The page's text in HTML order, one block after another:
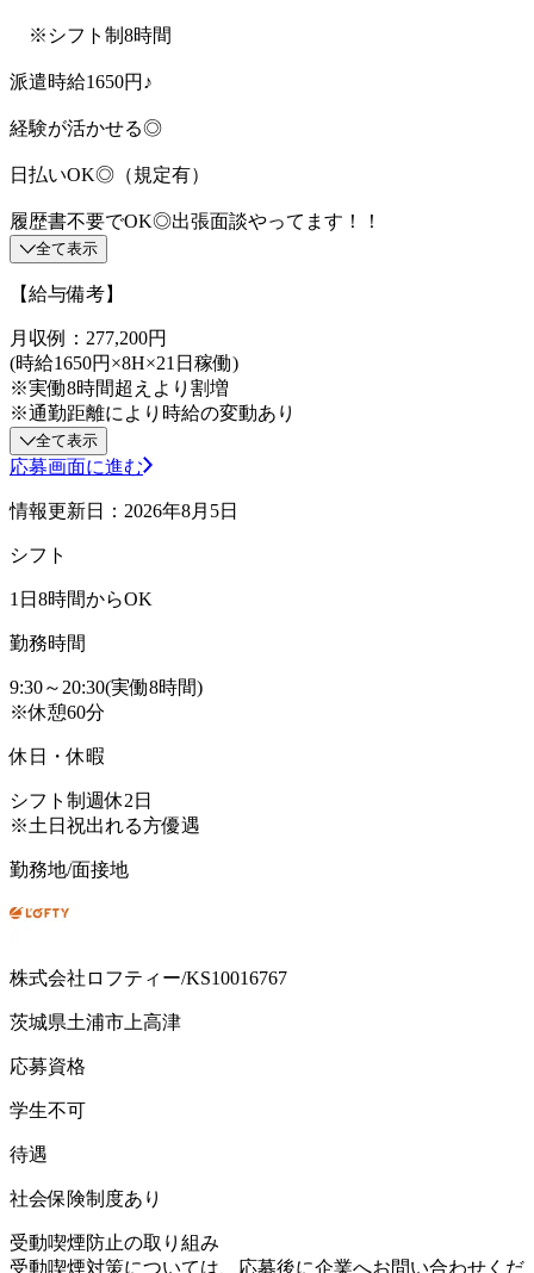
※シフト制8時間
派遣時給1650円♪
経験が活かせる◎
日払いOK◎（規定有）
履歴書不要でOK◎出張面談やってます！！
全て表示
【給与備考】
月収例：277,200円
(時給1650円×8H×21日稼働)
※実働8時間超えより割増
※通勤距離により時給の変動あり
全て表示
応募画面に進む
情報更新日：2026年8月5日
シフト
1日8時間からOK
勤務時間
9:30～20:30(実働8時間)
※休憩60分
休日・休暇
シフト制週休2日
※土日祝出れる方優遇
勤務地/面接地
株式会社ロフティー/KS10016767
茨城県土浦市上高津
応募資格
学生不可
待遇
社会保険制度あり
受動喫煙防止の取り組み
受動喫煙対策については、応募後に企業へお問い合わせくだ